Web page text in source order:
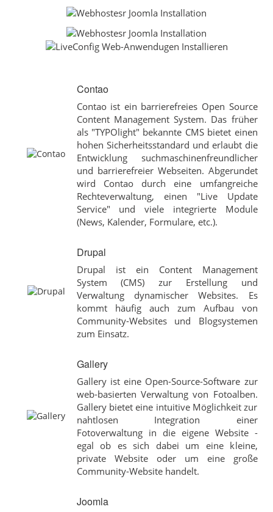
Contao
Contao ist ein barrierefreies Open Source
Content Management System. Das früher
als "TYPOlight" bekannte CMS bietet einen
hohen Sicherheitsstandard und erlaubt die
Entwicklung suchmaschinenfreundlicher
und barrierefreier Webseiten. Abgerundet
wird Contao durch eine umfangreiche
Rechteverwaltung, einen "Live Update
Service" und viele integrierte Module
(News, Kalender, Formulare, etc.).
Drupal
Drupal ist ein Content Management
System (CMS) zur Erstellung und
Verwaltung dynamischer Websites. Es
kommt häufig auch zum Aufbau von
Community-Websites und Blogsystemen
zum Einsatz.
Gallery
Gallery ist eine Open-Source-Software zur
web-basierten Verwaltung von Fotoalben.
Gallery bietet eine intuitive Möglichkeit zur
nahtlosen Integration einer
Fotoverwaltung in die eigene Website -
egal ob es sich dabei um eine kleine,
private Website oder um eine große
Community-Website handelt.
Joomla